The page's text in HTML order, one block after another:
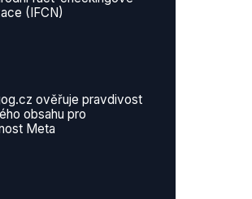
(IFCN)
ověřuje pravdivost
obsahu pro
Meta